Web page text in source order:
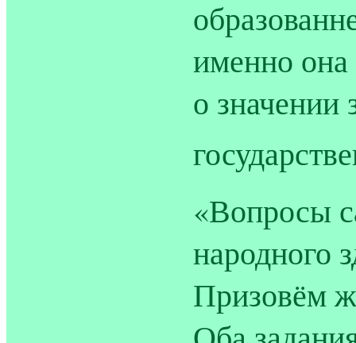
именно она
о значении
«Вопросы
народного
Призовём